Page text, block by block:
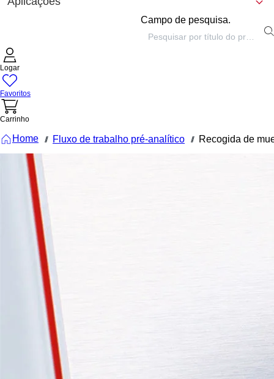
Campo de pesquisa.
Logar
Favoritos
Carrinho
Home /// Fluxo de trabalho pré-analítico /// Recogida de